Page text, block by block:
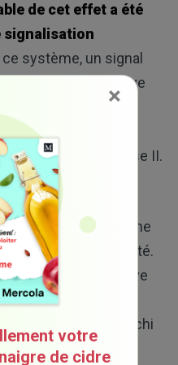
de cet effet a été
signalisation
ce système, un signal
(IFN-γ) active
la cellule appelée
l'activité de CIITA,
du CMH de classe II.
présentatrices
alerter le système
chose doit être traité.
voie était plus active
du kimchi, en
du kimchi
×
votre
de cidre